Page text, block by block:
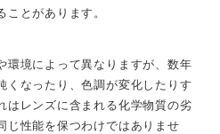
とがあります。
環境によって異なりますが、数年
くなったり、色調が変化したりす
はレンズに含まれる化学物質の劣
じ性能を保つわけではありませ